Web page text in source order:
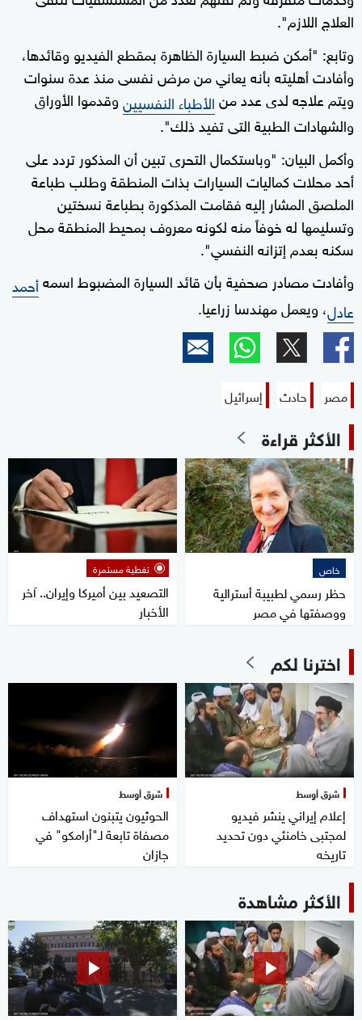
العلاج اللازم".
وتابع: "أمكن ضبط السيارة الظاهرة بمقطع الفيديو وقائدها،
وأفادت أهليته بأنه يعاني من مرض نفسى منذ عدة سنوات
ويتم علاجه لدى عدد منالأطباء النفسيينوقدموا الأوراق
والشهادات الطبية التى تفيد ذلك".
وأكمل البيان: "وباستكمال التحرى تبين أن المذكور تردد على
أحد محلات كماليات السيارات بذات المنطقة وطلب طباعة
الملصق المشار إليه فقامت المذكورة بطباعة نسختين
وتسليمها له خوفاً منه لكونه معروف بمحيط المنطقة محل
سكنه بعدم إتزانه النفسي".
وأفادت مصادر صحفية بأن قائد السيارة المضبوط اسمهأحمد
عادل، ويعمل مهندسا زراعيا.
مصر حادث إسرائيل
الأكثر قراءة
خاص
حظر رسمي لطبيبة أسترالية
ووصفتها في مصر
تغطية مستمرة
التصعيد بين أميركا وإيران.. آخر
الأخبار
اخترنا لكم
شرق أوسط
إعلام إيراني ينشر فيديو
لمجتبى خامنئي دون تحديد
تاريخه
شرق أوسط
الحوثيون يتبنون استهداف
مصفاة تابعة لـ"أرامكو" في
جازان
الأكثر مشاهدة